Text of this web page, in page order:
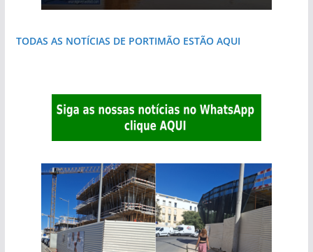
TODAS AS NOTÍCIAS DE PORTIMÃO ESTÃO AQUI